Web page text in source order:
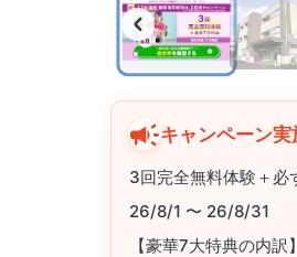
キャンペーン実
3回完全無料体験＋
26/8/1 〜 26/8/31
【豪華7大特典の内訳】